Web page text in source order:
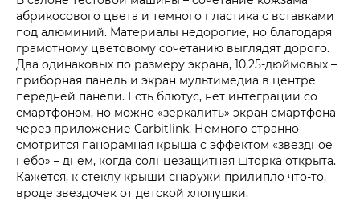
абрикосового цвета и темного пластика с вставками
под алюминий. Материалы недорогие, но благодаря
грамотному цветовому сочетанию выглядят дорого.
Два одинаковых по размеру экрана, 10,25-дюймовых –
приборная панель и экран мультимедиа в центре
передней панели. Есть блютус, нет интеграции со
смартфоном, но можно «зеркалить» экран смартфона
через приложение Carbitlink. Немного странно
смотрится панорамная крыша c эффектом «звездное
небо» – днем, когда солнцезащитная шторка открыта.
Кажется, к стеклу крыши снаружи прилипло что-то,
вроде звездочек от детской хлопушки.